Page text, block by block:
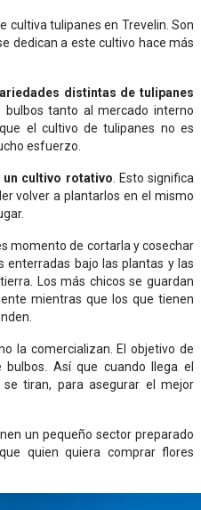
cultiva tulipanes en Trevelin. Son
dedican a este cultivo hace más
distintas de tulipanes
tanto al mercado interno
el cultivo de tulipanes no es
esfuerzo.
un cultivo rotativo. Esto significa
volver a plantarlos en el mismo
momento de cortarla y cosechar
enterradas bajo las plantas y las
Los más chicos se guardan
mientras que los que tienen
la comercializan. El objetivo de
Así que cuando llega el
tiran, para asegurar el mejor
un pequeño sector preparado
quien quiera comprar flores